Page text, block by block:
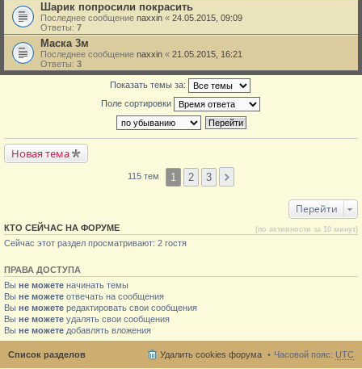
Шарик попросили покрасить
Последнее сообщение naxxin « 24.05.2015, 09:09
Ответы: 7
Маска 3м
Последнее сообщение naxxin « 21.05.2015, 16:21
Ответы: 3
Показать темы за:
Поле сортировки
Новая тема
115 тем 1 2 3
Перейти
КТО СЕЙЧАС НА ФОРУМЕ (по активности за 10 минут)
Сейчас этот раздел просматривают: 2 гостя
ПРАВА ДОСТУПА
Вы не можете начинать темы
Вы не можете отвечать на сообщения
Вы не можете редактировать свои сообщения
Вы не можете удалять свои сообщения
Вы не можете добавлять вложения
Список разделов Часовой пояс: UTC
Удалить cookies форума